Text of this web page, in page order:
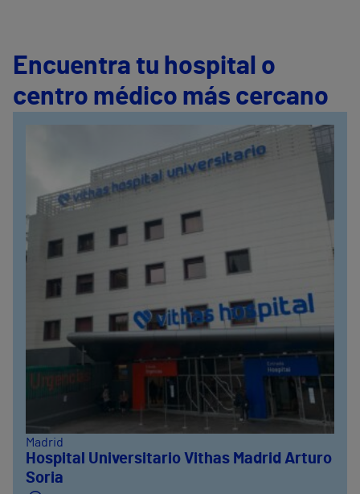
Encuentra tu hospital o
centro médico más cercano
Madrid
Hospital Universitario Vithas Madrid Arturo
Soria